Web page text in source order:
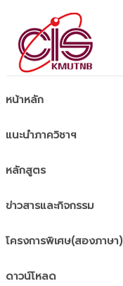
หน้าหลัก
แนะนำภาควิชาฯ
หลักสูตร
ข่าวสารและกิจกรรม
โครงการพิเศษ(สองภาษา)
ดาวน์โหลด